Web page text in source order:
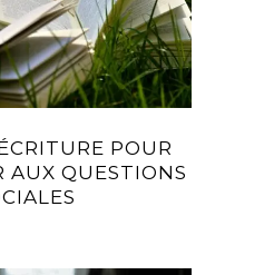
POUR
AUX QUESTIONS